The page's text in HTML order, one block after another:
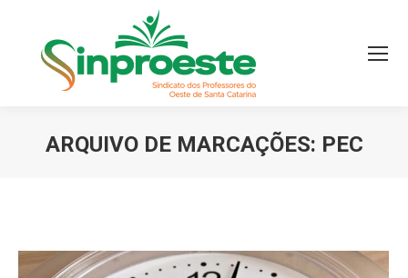
ARQUIVO DE MARCAÇÕES: PEC